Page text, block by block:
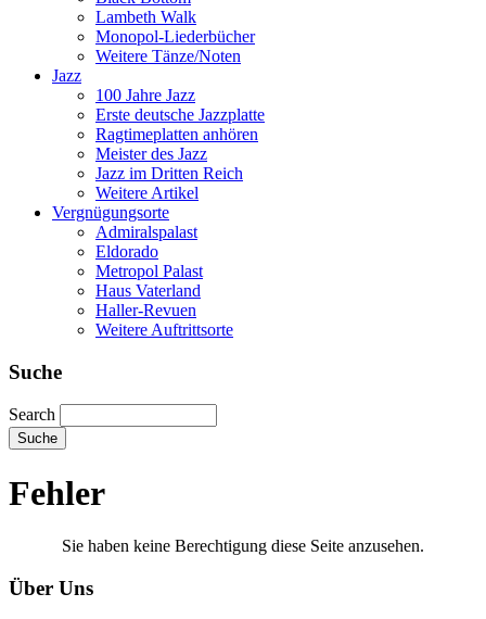
Lambeth Walk
Monopol-Liederbücher
Weitere Tänze/Noten
Jazz
100 Jahre Jazz
Erste deutsche Jazzplatte
Ragtimeplatten anhören
Meister des Jazz
Jazz im Dritten Reich
Weitere Artikel
Vergnügungsorte
Admiralspalast
Eldorado
Metropol Palast
Haus Vaterland
Haller-Revuen
Weitere Auftrittsorte
Suche
Search
Fehler
Sie haben keine Berechtigung diese Seite anzusehen.
Über Uns